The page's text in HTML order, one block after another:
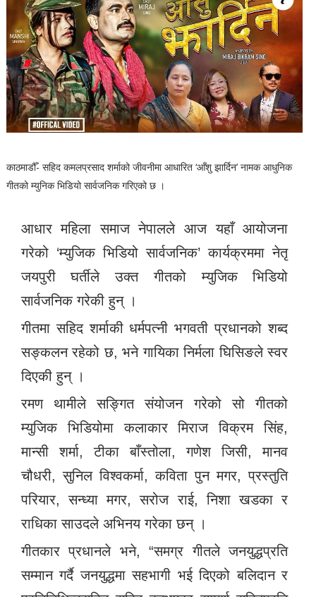
काठमाडौँ- सहिद कमलप्रसाद शर्माको जीवनीमा आधारित ‘आँशु झार्दिन’ नामक आधुनिक
गीतको म्युनिक भिडियो सार्वजनिक गरिएको छ ।
आधार महिला समाज नेपालले आज यहाँ आयोजना
गरेको ‘म्युजिक भिडियो सार्वजनिक’ कार्यक्रममा नेतृ
जयपुरी घर्तीले उक्त गीतको म्युजिक भिडियो
सार्वजनिक गरेकी हुन् ।
गीतमा सहिद शर्माकी धर्मपत्नी भगवती प्रधानको शब्द
सङ्कलन रहेको छ, भने गायिका निर्मला घिसिङले स्वर
दिएकी हुन् ।
रमण थामीले सङ्गित संयोजन गरेको सो गीतको
म्युजिक भिडियोमा कलाकार मिराज विक्रम सिंह,
मान्सी शर्मा, टीका बाँस्तोला, गणेश जिसी, मानव
चौधरी, सुनिल विश्वकर्मा, कविता पुन मगर, प्रस्तुति
परियार, सन्ध्या मगर, सरोज राई, निशा खडका र
राधिका साउदले अभिनय गरेका छन् ।
गीतकार प्रधानले भने, “समग्र गीतले जनयुद्धप्रति
सम्मान गर्दै जनयुद्धमा सहभागी भई दिएको बलिदान र